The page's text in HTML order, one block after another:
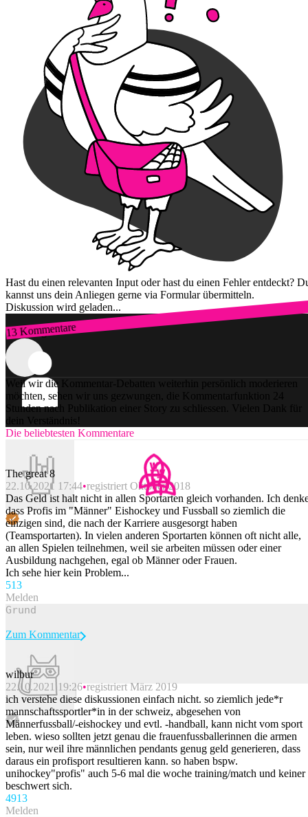
Hast du einen relevanten Input oder hast du einen Fehler entdeckt?
kannst uns dein Anliegen gerne via Formular übermitteln.
Diskussion wird geladen...
13 Kommentare
Zum Login
Weil wir die Kommentar-Debatten weiterhin persönlich moderieren
möchten, sehen wir uns gezwungen, die Kommentarfunktion 24
Stunden nach Publikation einer Story zu schliessen. Vielen Dank für
dein Verständnis!
Die beliebtesten Kommentare
The great 8
22.10.2021 17:44 registriert Oktober 2018
Das Geld ist halt nicht in allen Sportarten gleich vorhanden. Ich
dass Profis im "Männer" Eishockey und Fussball so ziemlich die
einzigen sind, die nach der Karriere ausgesorgt haben
(Teamsportarten). In vielen anderen Sportarten können oft nicht alle,
an allen Spielen teilnehmen, weil sie arbeiten müssen oder einer
Ausbildung nachgehen, egal ob Männer oder Frauen.
Ich sehe hier kein Problem...
513
Melden
Beitrag melden
Zum Kommentar
wilbur
22.10.2021 19:26 registriert März 2019
ich verstehe diese diskussionen einfach nicht. so ziemlich jede*r
mannschaftssportler*in in der schweiz, abgesehen von
Männerfussball/-eishockey und evtl. -handball, kann nicht vom sport
leben. wieso sollten jetzt genau die frauenfussballerinnen die armen
sein, nur weil ihre männlichen pendants genug geld generieren, dass
daraus ein profisport resultieren kann. so haben bspw.
unihockey"profis" auch 5-6 mal die woche training/match und keiner
beschwert sich.
4913
Melden